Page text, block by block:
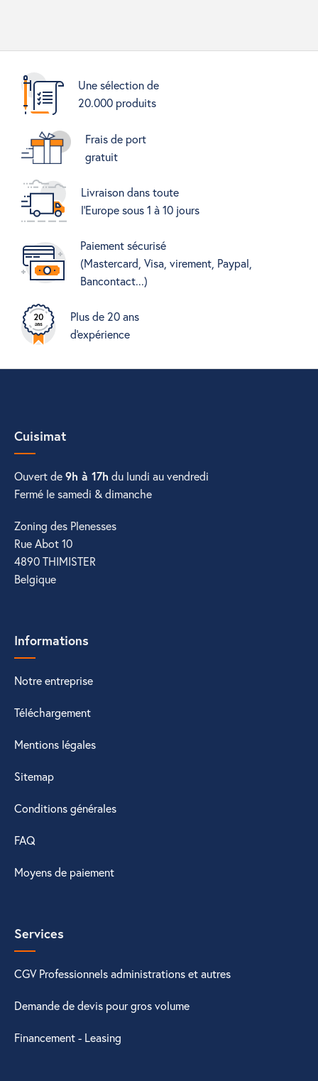
Une sélection de
20.000 produits
Frais de port
gratuit
Livraison dans toute
l'Europe sous 1 à 10 jours
Paiement sécurisé
(Mastercard, Visa, virement, Paypal,
Bancontact...)
Plus de 20 ans
d'expérience
Cuisimat
Ouvert de9h à 17h du lundi au vendredi
Fermé le samedi & dimanche
Zoning des Plenesses
Rue Abot 10
4890 THIMISTER
Belgique
Informations
Notre entreprise
Téléchargement
Mentions légales
Sitemap
Conditions générales
FAQ
Moyens de paiement
Services
CGV Professionnels administrations et autres
Demande de devis pour gros volume
Financement - Leasing